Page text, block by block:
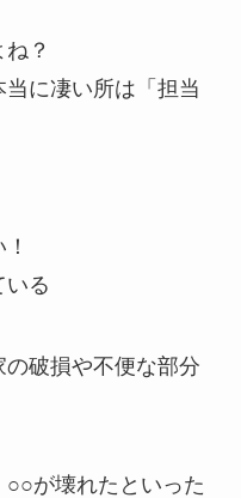
？
当に凄い所は 「担当
いる
破損や不便な部分
が壊れたといった